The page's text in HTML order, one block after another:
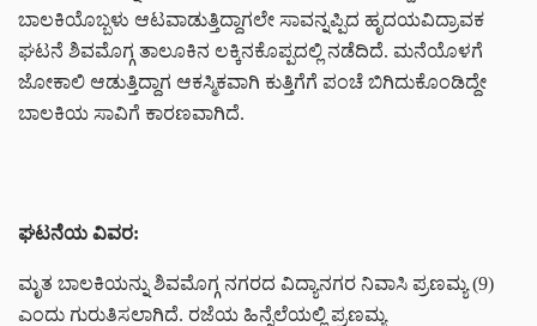
ಬಾಲಕಿಯೊಬ್ಬಳು ಆಟವಾಡುತ್ತಿದ್ದಾಗಲೇ ಸಾವನ್ನಪ್ಪಿದ ಹೃದಯವಿದ್ರಾವಕ
ಘಟನೆ ಶಿವಮೊಗ್ಗ ತಾಲೂಕಿನ ಲಕ್ಕಿನಕೊಪ್ಪದಲ್ಲಿ ನಡೆದಿದೆ. ಮನೆಯೊಳಗೆ
ಜೋಕಾಲಿ ಆಡುತ್ತಿದ್ದಾಗ ಆಕಸ್ಮಿಕವಾಗಿ ಕುತ್ತಿಗೆಗೆ ಪಂಚೆ ಬಿಗಿದುಕೊಂಡಿದ್ದೇ
ಬಾಲಕಿಯ ಸಾವಿಗೆ ಕಾರಣವಾಗಿದೆ.
ಘಟನೆಯ ವಿವರ:
ಮೃತ ಬಾಲಕಿಯನ್ನು ಶಿವಮೊಗ್ಗ ನಗರದ ವಿದ್ಯಾನಗರ ನಿವಾಸಿ ಪ್ರಣಮ್ಯ (9)
ಎಂದು ಗುರುತಿಸಲಾಗಿದೆ. ರಜೆಯ ಹಿನ್ನೆಲೆಯಲ್ಲಿ ಪ್ರಣಮ್ಯ